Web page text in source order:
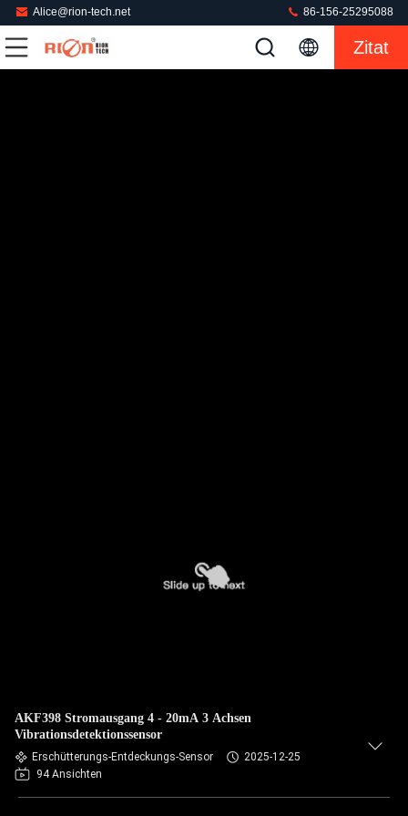
Alice@rion-tech.net 86-156-25295088
Zitat
AKF398 Stromausgang 4 - 20mA 3 Achsen
Vibrationsdetektionssensor
Erschütterungs-Entdeckungs-Sensor
2025-12-25
94 Ansichten